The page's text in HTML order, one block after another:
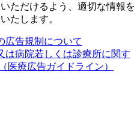
ただけるよう、適切な情報を
たします。
広告規制について
は病院若しくは診療所に関す
医療広告ガイドライン）